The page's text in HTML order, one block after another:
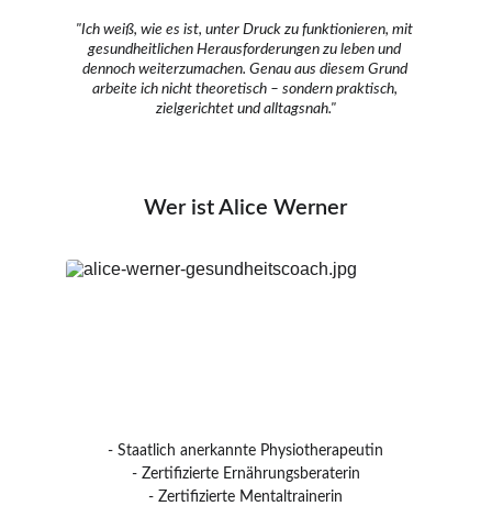
"Ich weiß, wie es ist, unter Druck zu funktionieren, mit
gesundheitlichen Herausforderungen zu leben und
dennoch weiterzumachen. Genau aus diesem Grund
arbeite ich nicht theoretisch – sondern praktisch,
zielgerichtet und alltagsnah."
Wer ist Alice Werner
- Staatlich anerkannte Physiotherapeutin
- Zertifizierte Ernährungsberaterin
- Zertifizierte Mentaltrainerin